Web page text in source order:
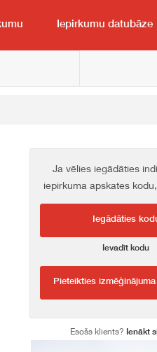
Iepirkumu datubāze
Ja vēlies iegādāties
iepirkuma apskates
Iegādāties
Ievadīt kodu
Pieteikties
Esošs klients? Ienākt